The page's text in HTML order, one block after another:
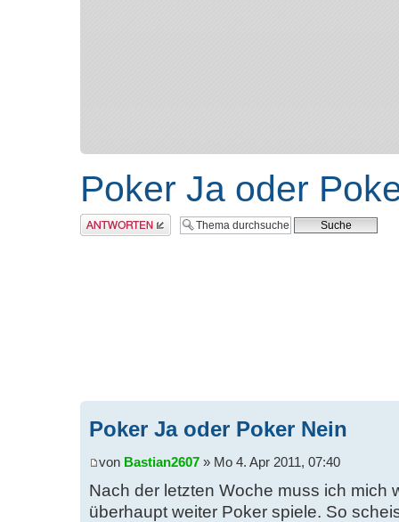
Poker Ja oder
Antwort erstellen
Poker Ja oder Poker Nein
von Bastian2607 » Mo 4. Apr 2011, 07:40
Nach der letzten Woche muss ich mich
überhaupt weiter Poker spiele. So